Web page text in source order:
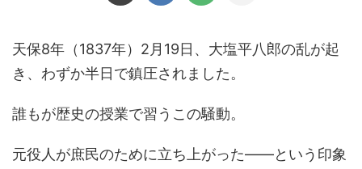
天保8年（1837年）2月19日、大塩平八郎の乱が起
き、わずか半日で鎮圧されました。
誰もが歴史の授業で習うこの騒動。
元役人が庶民のために立ち上がった――という印象